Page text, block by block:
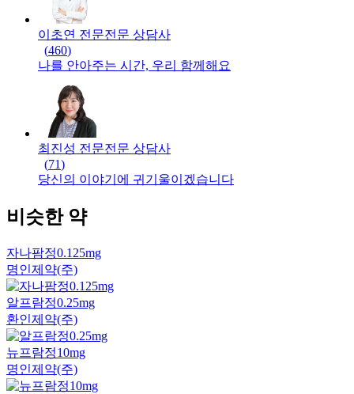
이초연 전문전문 상담사
(460)
나를 안아주는 시간, 우리 함께해요
최진성 전문전문 상담사
(71)
당신의 이야기에 귀기울이겠습니다
비슷한 약
자나팜정0.125mg
명인제약(주)
알프람정0.25mg
환인제약(주)
뉴프람정10mg
명인제약(주)